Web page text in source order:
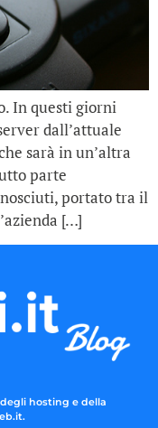
In questi giorni
dall’attuale
sarà in un’altra
parte
portato tra il
[…]
hosting e della